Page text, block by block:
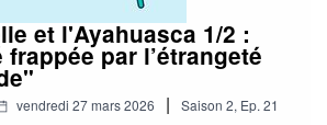
et l'Ayahuasca 1/2 :
frappée par l’étrangeté
vendredi 27 mars 2026 | Saison 2, Ep. 21